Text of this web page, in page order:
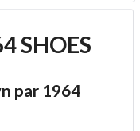
SHOES
par 1964